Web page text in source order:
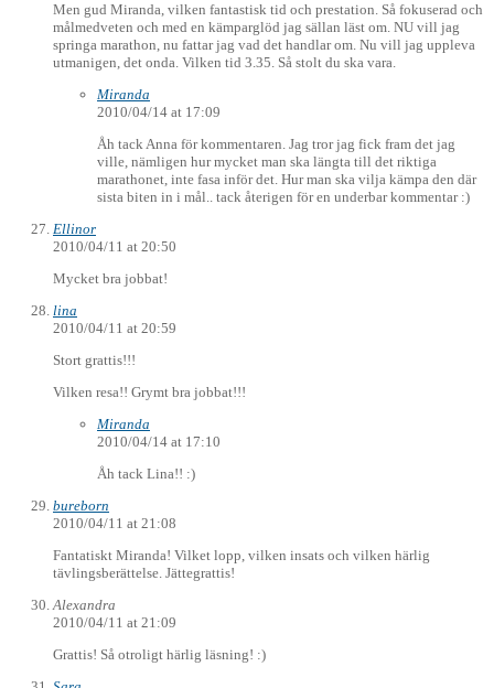
Men gud Miranda, vilken fantastisk tid och prestation. Så fokuserad och
målmedveten och med en kämparglöd jag sällan läst om. NU vill jag
springa marathon, nu fattar jag vad det handlar om. Nu vill jag uppleva
utmanigen, det onda. Vilken tid 3.35. Så stolt du ska vara.
Miranda
2010/04/14 at 17:09
Åh tack Anna för kommentaren. Jag tror jag fick fram det jag
ville, nämligen hur mycket man ska längta till det riktiga
marathonet, inte fasa inför det. Hur man ska vilja kämpa den där
sista biten in i mål.. tack återigen för en underbar kommentar :)
Ellinor
2010/04/11 at 20:50
Mycket bra jobbat!
lina
2010/04/11 at 20:59
Stort grattis!!!
Vilken resa!! Grymt bra jobbat!!!
Miranda
2010/04/14 at 17:10
Åh tack Lina!! :)
bureborn
2010/04/11 at 21:08
Fantatiskt Miranda! Vilket lopp, vilken insats och vilken härlig
tävlingsberättelse. Jättegrattis!
Alexandra
2010/04/11 at 21:09
Grattis! Så otroligt härlig läsning! :)